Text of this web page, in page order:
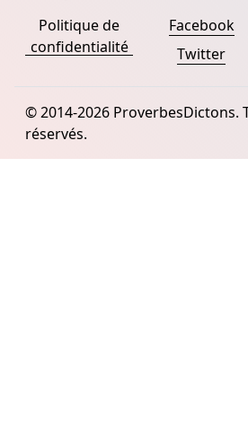
Politique de
confidentialité
Facebook
Twitter
© 2014-2026 ProverbesDictons.
réservés.